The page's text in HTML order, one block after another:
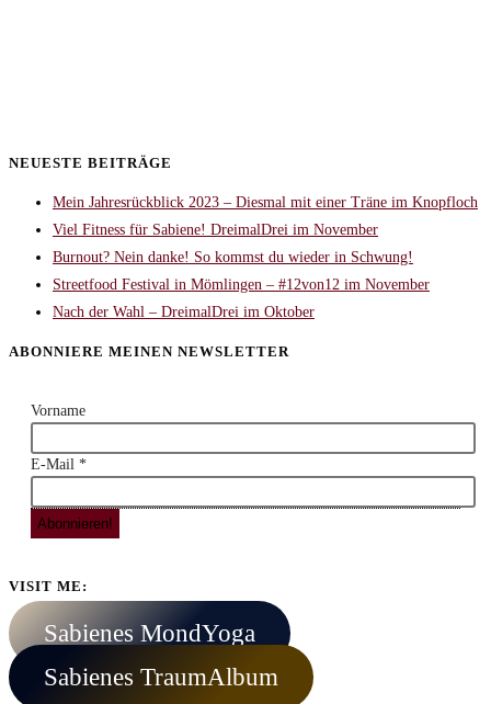
NEUESTE BEITRÄGE
Mein Jahresrückblick 2023 – Diesmal mit einer Träne im Knopfloch
Viel Fitness für Sabiene! DreimalDrei im November
Burnout? Nein danke! So kommst du wieder in Schwung!
Streetfood Festival in Mömlingen – #12von12 im November
Nach der Wahl – DreimalDrei im Oktober
ABONNIERE MEINEN NEWSLETTER
Vorname
E-Mail *
VISIT ME:
Sabienes MondYoga
Sabienes TraumAlbum